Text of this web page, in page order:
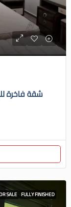
شقة فاخرة
SALE FULLY FINISHED